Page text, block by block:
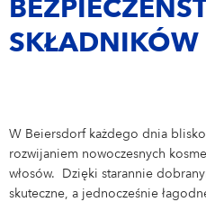
BAMBINO
Nasze benefity
Nasze zespoły
Finanse i Controlling
Praktyki dla studentów
APLIKACJA
Dołącz do nas!
SKŁADNIKÓW
W Beiersdorf każdego dnia
rozwijaniem nowoczesnych
włosów. Dzięki starannie
skuteczne, a jednocześnie